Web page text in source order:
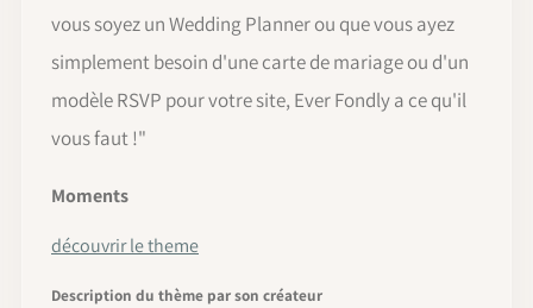
vous soyez un Wedding Planner ou que vous ayez
simplement besoin d'une carte de mariage ou d'un
modèle RSVP pour votre site, Ever Fondly a ce qu'il
vous faut !"
Moments
découvrir le theme
Description du thème par son créateur